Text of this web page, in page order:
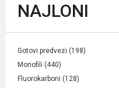
NAJLONI
Gotovi predvezi (198)
Monofili (440)
Fluorokarboni (128)